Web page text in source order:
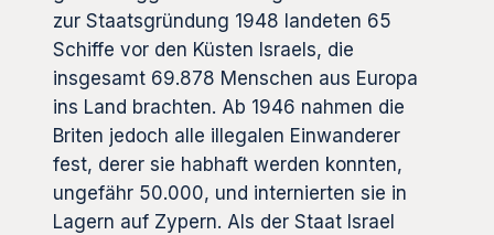
zur Staatsgründung 1948 landeten 65
Schiffe vor den Küsten Israels, die
insgesamt 69.878 Menschen aus Europa
ins Land brachten. Ab 1946 nahmen die
Briten jedoch alle illegalen Einwanderer
fest, derer sie habhaft werden konnten,
ungefähr 50.000, und internierten sie in
Lagern auf Zypern. Als der Staat Israel